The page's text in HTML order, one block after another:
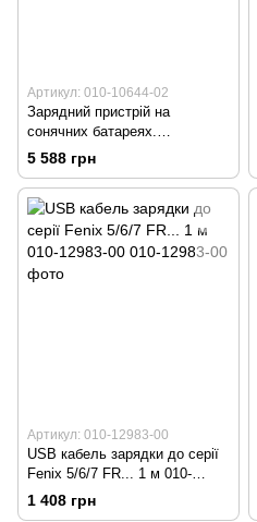
Артикул: 010-10644-02
Зарядний пристрій на
сонячних батареях.
Універсальний 010-10644-02
5 588 грн
Артикул: 010-12983-00
USB кабель зарядки до серії
Fenix 5/6/7 FR... 1 м 010-
12983-00
1 408 грн